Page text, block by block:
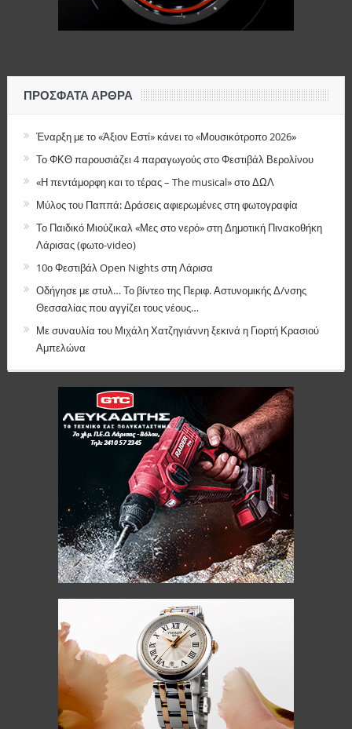
ΠΡΌΣΦΑΤΑ ΆΡΘΡΑ
Έναρξη με το «Άξιον Εστί» κάνει το «Μουσικότροπο 2026»
Το ΦΚΘ παρουσιάζει 4 παραγωγούς στο Φεστιβάλ Βερολίνου
«Η πεντάμορφη και το τέρας – The musical» στο ΔΩΛ
Μύλος του Παππά: Δράσεις αφιερωμένες στη φωτογραφία
Το Παιδικό Μιούζικαλ «Μες στο νερό» στη Δημοτική Πινακοθήκη
Λάρισας (φωτο-video)
10ο Φεστιβάλ Open Nights στη Λάρισα
Οδήγησε με στυλ… Το βίντεο της Περιφ. Αστυνομικής Δ/νσης
Θεσσαλίας που αγγίζει τους νέους…
Με συναυλία του Μιχάλη Χατζηγιάννη ξεκινά η Γιορτή Κρασιού
Αμπελώνα